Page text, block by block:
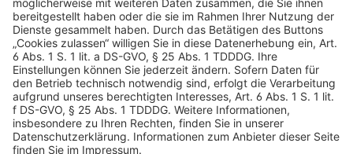
AGB Datenschutz
Impressum
Sicherheitshinweis
Compliance